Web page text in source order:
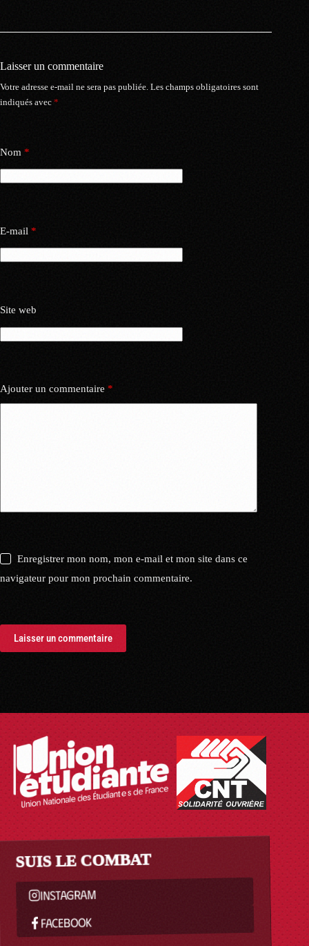
Laisser un commentaire
Votre adresse e-mail ne sera pas publiée. Les champs obligatoires sont
indiqués avec *
Nom *
E-mail *
Site web
Ajouter un commentaire *
Enregistrer mon nom, mon e-mail et mon site dans ce
navigateur pour mon prochain commentaire.
Laisser un commentaire
SUIS LE COMBAT
INSTAGRAM
FACEBOOK